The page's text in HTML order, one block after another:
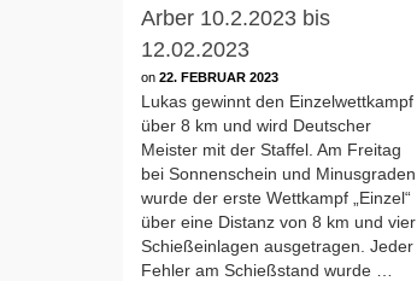
Arber 10.2.2023 bis
12.02.2023
on 22. FEBRUAR 2023
Lukas gewinnt den Einzelwettkampf
über 8 km und wird Deutscher
Meister mit der Staffel. Am Freitag
bei Sonnenschein und Minusgraden
wurde der erste Wettkampf „Einzel“
über eine Distanz von 8 km und vier
Schießeinlagen ausgetragen. Jeder
Fehler am Schießstand wurde …